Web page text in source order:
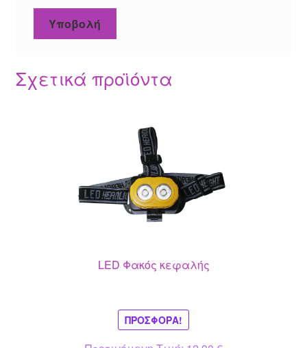
Σχετικά προϊόντα
LED Φακός κεφαλής
ΠΡΟΣΦΟΡΆ!